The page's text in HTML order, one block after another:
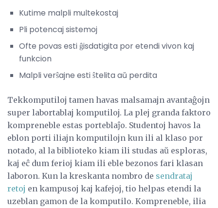
Kutime malpli multekostaj
Pli potencaj sistemoj
Ofte povas esti ĝisdatigita por etendi vivon kaj
funkcion
Malpli verŝajne esti ŝtelita aŭ perdita
Tekkomputiloj tamen havas malsamajn avantaĝojn
super labortablaj komputiloj. La plej granda faktoro
kompreneble estas porteblaĵo. Studentoj havos la
eblon porti iliajn komputilojn kun ili al klaso por
notado, al la biblioteko kiam ili studas aŭ esploras,
kaj eĉ dum ferioj kiam ili eble bezonos fari klasan
laboron. Kun la kreskanta nombro de sendrataj
retoj en kampusoj kaj kafejoj, tio helpas etendi la
uzeblan gamon de la komputilo. Kompreneble, ilia